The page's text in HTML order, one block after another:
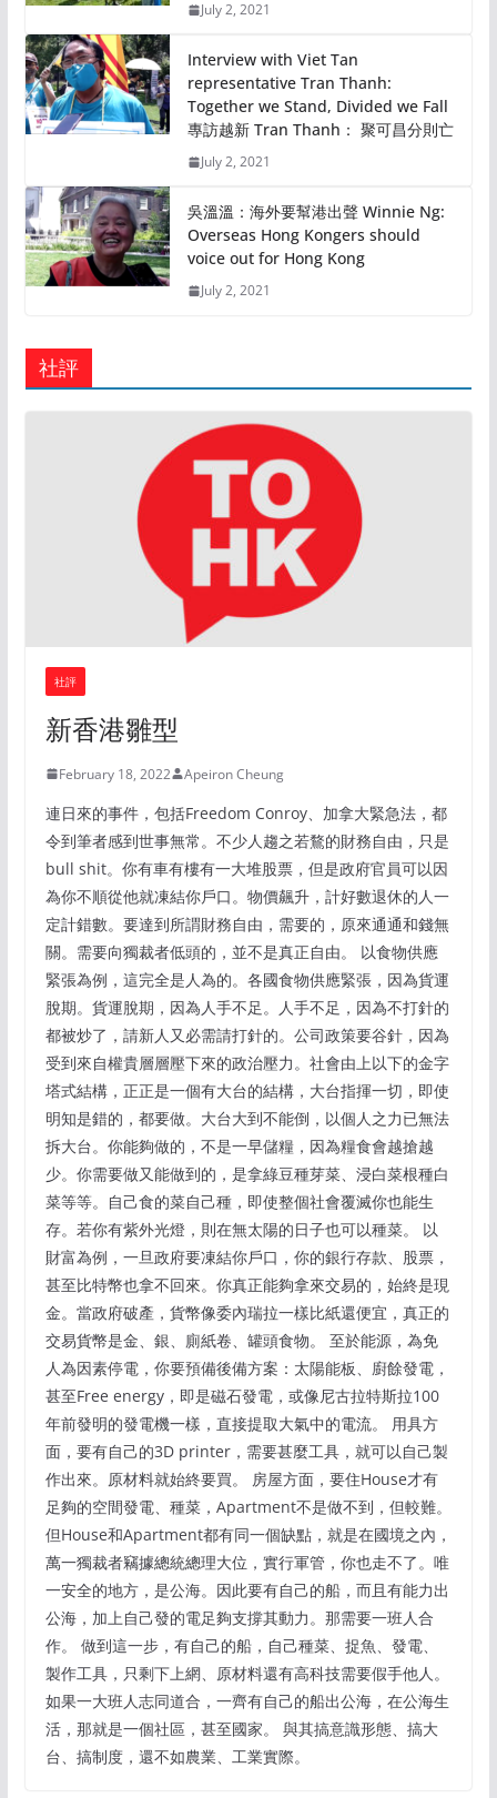
July 2, 2021
Interview with Viet Tan
representative Tran Thanh:
Together we Stand, Divided we Fall
專訪越新 Tran Thanh： 聚可昌分則亡
July 2, 2021
吳溫溫：海外要幫港出聲 Winnie Ng:
Overseas Hong Kongers should
voice out for Hong Kong
July 2, 2021
社評
社評
新香港雛型
February 18, 2022 Apeiron Cheung
連日來的事件，包括Freedom Conroy、加拿大緊急法，都
令到筆者感到世事無常。不少人趨之若鶩的財務自由，只是
bull shit。你有車有樓有一大堆股票，但是政府官員可以因
為你不順從他就凍結你戶口。物價飆升，計好數退休的人一
定計錯數。要達到所謂財務自由，需要的，原來通通和錢無
關。需要向獨裁者低頭的，並不是真正自由。 以食物供應
緊張為例，這完全是人為的。各國食物供應緊張，因為貨運
脫期。貨運脫期，因為人手不足。人手不足，因為不打針的
都被炒了，請新人又必需請打針的。公司政策要谷針，因為
受到來自權貴層層壓下來的政治壓力。社會由上以下的金字
塔式結構，正正是一個有大台的結構，大台指揮一切，即使
明知是錯的，都要做。大台大到不能倒，以個人之力已無法
拆大台。你能夠做的，不是一早儲糧，因為糧食會越搶越
少。你需要做又能做到的，是拿綠豆種芽菜、浸白菜根種白
菜等等。自己食的菜自己種，即使整個社會覆滅你也能生
存。若你有紫外光燈，則在無太陽的日子也可以種菜。 以
財富為例，一旦政府要凍結你戶口，你的銀行存款、股票，
甚至比特幣也拿不回來。你真正能夠拿來交易的，始終是現
金。當政府破產，貨幣像委內瑞拉一樣比紙還便宜，真正的
交易貨幣是金、銀、廁紙卷、罐頭食物。 至於能源，為免
人為因素停電，你要預備後備方案：太陽能板、廚餘發電，
甚至Free energy，即是磁石發電，或像尼古拉特斯拉100
年前發明的發電機一樣，直接提取大氣中的電流。 用具方
面，要有自己的3D printer，需要甚麼工具，就可以自己製
作出來。原材料就始終要買。 房屋方面，要住House才有
足夠的空間發電、種菜，Apartment不是做不到，但較難。
但House和Apartment都有同一個缺點，就是在國境之內，
萬一獨裁者竊據總統總理大位，實行軍管，你也走不了。唯
一安全的地方，是公海。因此要有自己的船，而且有能力出
公海，加上自己發的電足夠支撐其動力。那需要一班人合
作。 做到這一步，有自己的船，自己種菜、捉魚、發電、
製作工具，只剩下上網、原材料還有高科技需要假手他人。
如果一大班人志同道合，一齊有自己的船出公海，在公海生
活，那就是一個社區，甚至國家。 與其搞意識形態、搞大
台、搞制度，還不如農業、工業實際。